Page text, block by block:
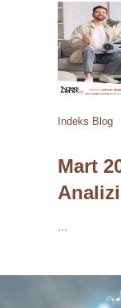
Indeks Blog
Mart
Analizi